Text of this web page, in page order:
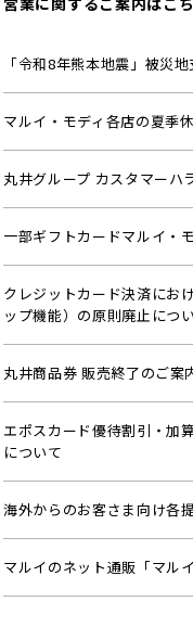
「令和8年熊本地震」被災
マルイ・モディ各店の夏季
丸井グループ カスタマーハ
一部ギフトカードマルイ・
クレジットカード決済にお
ップ機能）の原則廃止につ
丸井商品券 販売終了のご案
エポスカード優待割引・加
について
海外からのお客さま向け各
マルイのネット通販「マル